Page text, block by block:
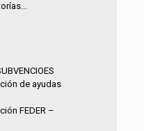
de ayudas
FEDER –